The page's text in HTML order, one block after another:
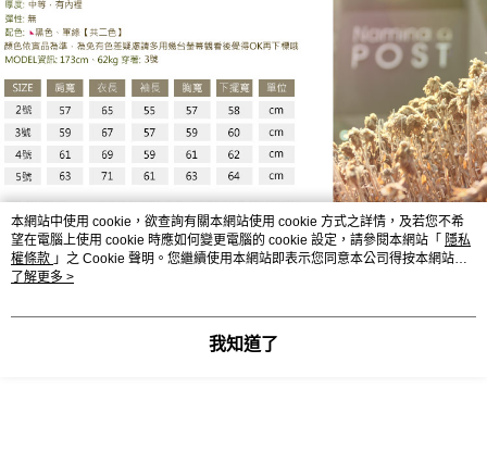
LE-BK801EE
本網站中使用 cookie，欲查詢有關本網站使用 cookie 方式之詳情，及若您不希
望在電腦上使用 cookie 時應如何變更電腦的 cookie 設定，請參閱本網站「 隱私
權條款 」之 Cookie 聲明。您繼續使用本網站即表示您同意本公司得按本網站使
用條款之 Cookie 聲明使用 cookie。
了解更多 >
我知道了